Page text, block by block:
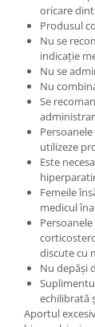
oricare
Produsul
Nu se
indicație
Nu se
Nu
Se
utilizeze
Este
Femeile
medicul
discute cu
Nu depăși
echilibrată
Aportul